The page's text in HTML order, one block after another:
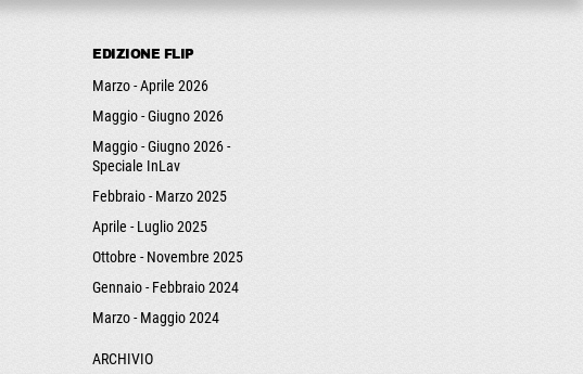
EDIZIONE FLIP
Marzo - Aprile 2026
Maggio - Giugno 2026
Maggio - Giugno 2026 -
Speciale InLav
Febbraio - Marzo 2025
Aprile - Luglio 2025
Ottobre - Novembre 2025
Gennaio - Febbraio 2024
Marzo - Maggio 2024
ARCHIVIO